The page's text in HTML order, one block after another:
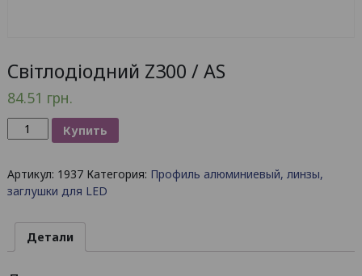
Світлодіодний Z300 / AS
84.51 грн.
Количество
товара
Z300
/
Купить
Артикул: 1937 Категория: Профиль алюминиевый, линзы,
заглушки для LED
Детали